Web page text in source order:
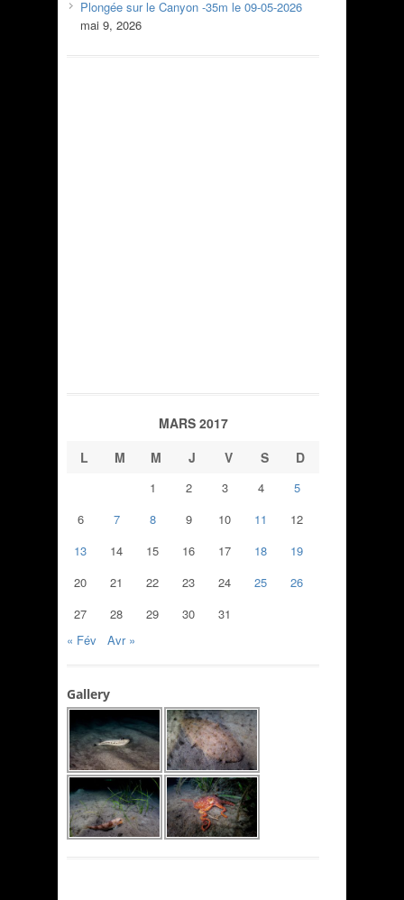
Plongée sur le Canyon -35m le 09-05-2026
mai 9, 2026
MARS 2017
L
M M J V S D
1 2 3 4
5
6
7 8 9 10 11
12
13
14 15 16 17 18
19
20
21 22 23 24 25
26
27
28 29 30
31
« Fév
Avr »
Gallery